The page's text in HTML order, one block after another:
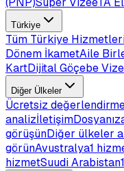
Türkiye
Tüm Türkiye
Dönem İkametAile
KartDijital Göçebe
Diğer Ülkeler
Ücretsiz
analizİletişim
görüşünDiğer ülkeler
görünAvustralya1
hizmetSuudi Arabistan